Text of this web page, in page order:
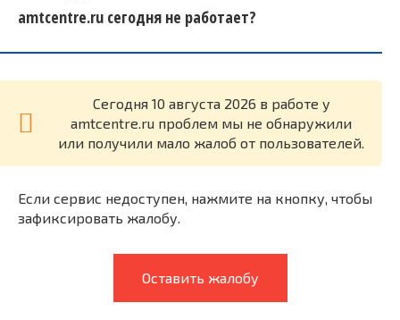
amtcentre.ru сегодня не работает?
Cегодня 10 августа 2026 в работе у
amtcentre.ru проблем мы не обнаружили
или получили мало жалоб от пользователей.
Если сервис недоступен, нажмите на кнопку, чтобы
зафиксировать жалобу.
Оставить жалобу